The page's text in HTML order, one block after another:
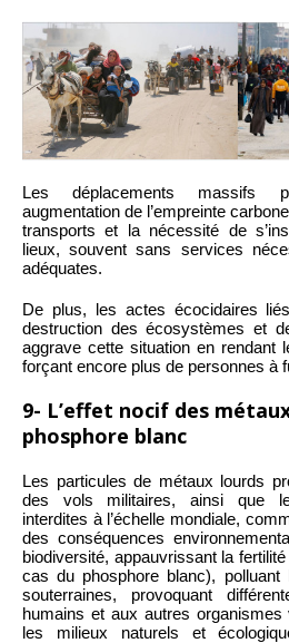
Les déplacements massifs
augmentation de l’empreinte
transports et la nécessité de
lieux, souvent sans services
adéquates.
De plus, les actes écocidaires
destruction des écosystèmes et
aggrave cette situation en rendant
forçant encore plus de personnes à
9- L’effet nocif des
phosphore blanc
Les particules de métaux lourds
des vols militaires, ainsi que
interdites à l’échelle mondiale,
des conséquences
biodiversité, appauvrissant la
cas du phosphore blanc),
souterraines, provoquant
humains et aux autres
les milieux naturels et